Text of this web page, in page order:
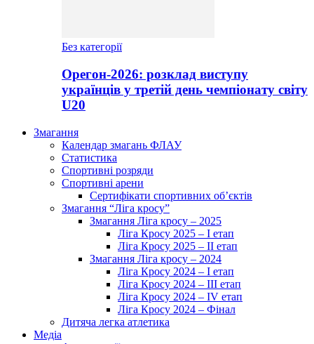
Без категорії
Орегон-2026: розклад виступу
українців у третій день чемпіонату світу
U20
Змагання
Календар змагань ФЛАУ
Статистика
Спортивні розряди
Спортивні арени
Сертифікати спортивних об’єктів
Змагання “Ліга кросу”
Змагання Ліга кросу – 2025
Ліга Кросу 2025 – I етап
Ліга Кросу 2025 – II етап
Змагання Ліга кросу – 2024
Ліга Кросу 2024 – I етап
Ліга Кросу 2024 – III етап
Ліга Кросу 2024 – IV етап
Ліга Кросу 2024 – Фінал
Дитяча легка атлетика
Медіа